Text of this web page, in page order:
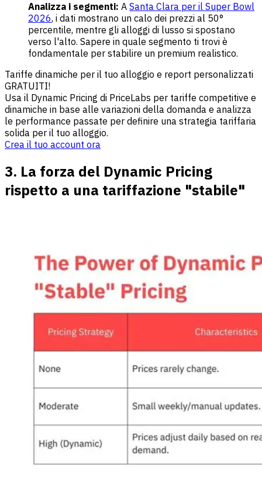
Analizza i segmenti: A Santa Clara per il Super Bowl
2026, i dati mostrano un calo dei prezzi al 50°
percentile, mentre gli alloggi di lusso si spostano
verso l'alto. Sapere in quale segmento ti trovi è
fondamentale per stabilire un premium realistico.
Tariffe dinamiche per il tuo alloggio e report personalizzati
GRATUITI!
Usa il Dynamic Pricing di PriceLabs per tariffe competitive e
dinamiche in base alle variazioni della domanda e analizza
le performance passate per definire una strategia tariffaria
solida per il tuo alloggio.
Crea il tuo account ora
3. La forza del Dynamic Pricing
rispetto a una tariffazione "stabile"